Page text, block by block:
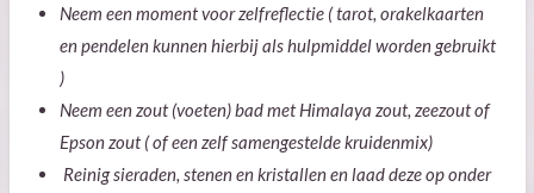
Neem een moment voor zelfreflectie ( tarot, orakelkaarten
en pendelen kunnen hierbij als hulpmiddel worden gebruikt
)
Neem een zout (voeten) bad met Himalaya zout, zeezout of
Epson zout ( of een zelf samengestelde kruidenmix)
Reinig sieraden, stenen en kristallen en laad deze op onder